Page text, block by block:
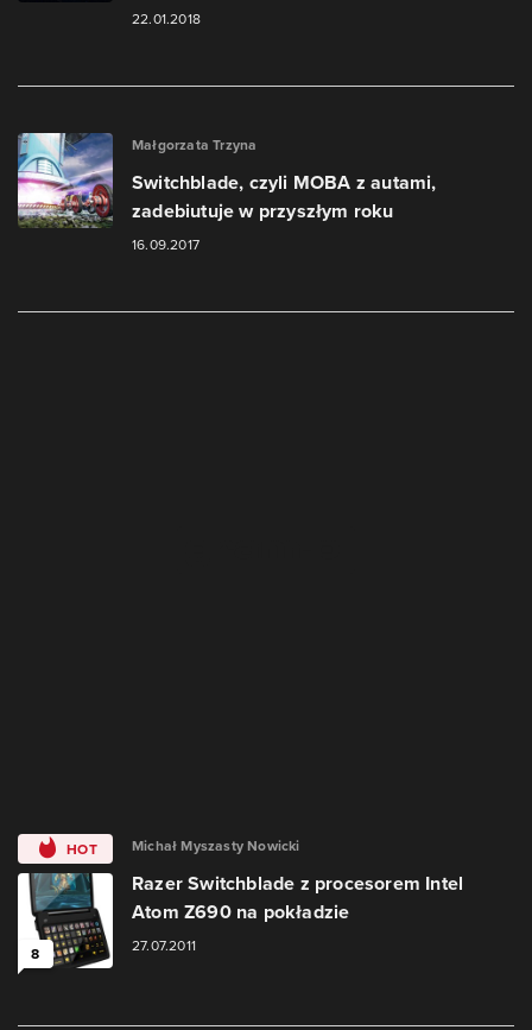
22.01.2018
Małgorzata Trzyna
Switchblade, czyli MOBA z autami,
zadebiutuje w przyszłym roku
16.09.2017
HOT
8
Michał Myszasty Nowicki
Razer Switchblade z procesorem Intel
Atom Z690 na pokładzie
27.07.2011